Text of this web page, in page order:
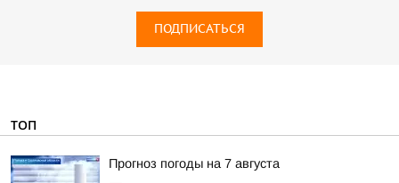
ПОДПИСАТЬСЯ
ТОП
Прогноз погоды на 7 августа